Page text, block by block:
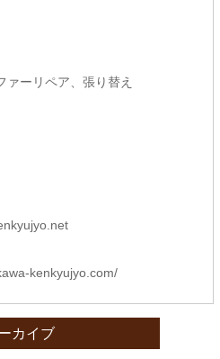
ァーリペア、張り替え
net
kenkyujyo.com/
カイブ